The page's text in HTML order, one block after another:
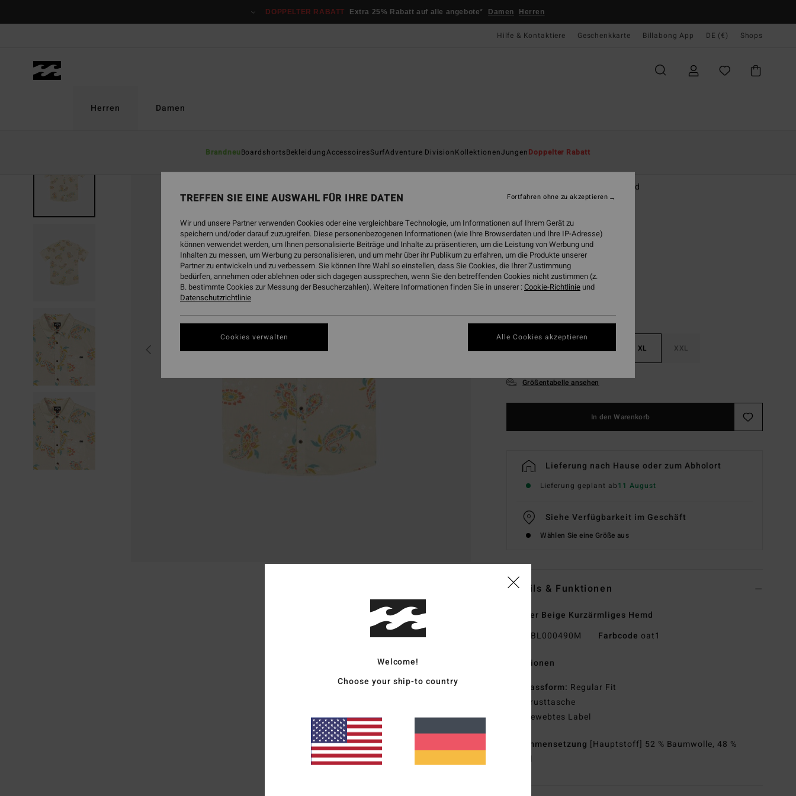
DOPPELTER RABATT Extra 25% Rabatt auf alle angebote* Damen Herren
Hilfe & Kontaktiere Geschenkkarte Billabong App DE (€) Shops
Herren
BrandneuBoardshortsBekleidungAccessoiresSurfAdventure DivisionKollektionenJungenDoppelter Rabatt
Damen
Sundays
Männer Beige Kurzärmliges Hemd
59,95 €
FarbeOatmeal
XL XXL
Größentabelle ansehen
In den Warenkorb
Lieferung nach Hause oder zum Abholort
Lieferung geplant ab11 August
Siehe Verfügbarkeit im Geschäft
Wählen Sie eine Größe aus
Details & Funktionen
Männer Beige Kurzärmliges Hemd
BL000490M Farbcode oat1
Funktionen
Passform: Regular Fit
Brusttasche
Gewebtes Label
Zusammensetzung [Hauptstoff] 52 % Baumwolle, 48 %
Welcome!
Choose your ship-to country
TREFFEN SIE EINE AUSWAHL FÜR IHRE DATEN
Wir und unsere Partner verwenden Cookies oder eine vergleichbare Technologie, um Informationen auf Ihrem Gerät zu
speichern und/oder darauf zuzugreifen. Diese personenbezogenen Informationen (wie Ihre Browserdaten und Ihre IP-Adresse)
können verwendet werden, um Ihnen personalisierte Beiträge und Inhalte zu präsentieren, um die Leistung von Werbung und
Inhalten zu messen, um Werbung zu personalisieren, und um mehr über ihr Publikum zu erfahren, um die Produkte unserer
Partner zu entwickeln und zu verbessern. Sie können Ihre Wahl so einstellen, dass Sie Cookies, die Ihrer Zustimmung
bedürfen, annehmen oder ablehnen oder sich dagegen aussprechen, wenn Sie den betreffenden Cookies nicht zustimmen (z.
B. bestimmte Cookies zur Messung der Besucherzahlen). Weitere Informationen finden Sie in unserer :Cookie-Richtlinie und
Datenschutzrichtlinie
Cookies verwalten
Fortfahren ohne zu akzeptieren
Alle Cookies akzeptieren